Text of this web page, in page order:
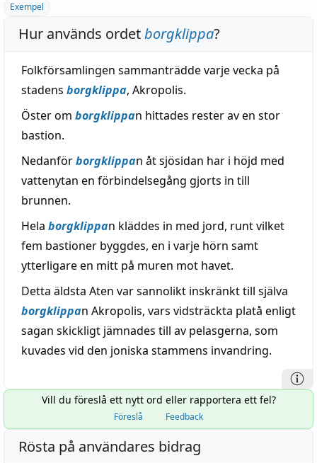
Exempel
Hur används ordetborgklippa?
Folkförsamlingen sammanträdde varje vecka på
stadens borgklippa, Akropolis.
Öster om borgklippan hittades rester av en stor
bastion.
Nedanförborgklippan åt sjösidan har i höjd med
vattenytan en förbindelsegång gjorts in till
brunnen.
Hela borgklippan kläddes in med jord, runt vilket
fem bastioner byggdes, en i varje hörn samt
ytterligare en mitt på muren mot havet.
Detta äldsta Aten var sannolikt inskränkt till själva
borgklippan Akropolis, vars vidsträckta platå enligt
sagan skickligt jämnades till av pelasgerna, som
kuvades vid den joniska stammens invandring.
Vill du föreslå ett nytt ord eller rapportera ett fel?
Föreslå Feedback
Rösta på användares bidrag